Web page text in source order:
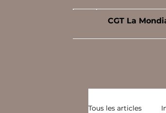
CGT La
Tous les articles